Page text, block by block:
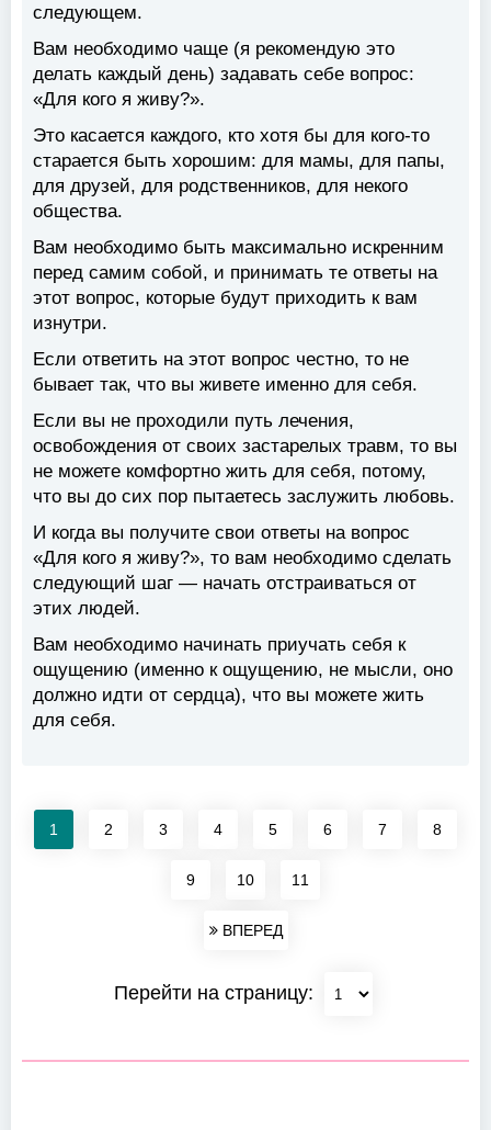
следующем.
Вам необходимо чаще (я рекомендую это
делать каждый день) задавать себе вопрос:
«Для кого я живу?».
Это касается каждого, кто хотя бы для кого-то
старается быть хорошим: для мамы, для папы,
для друзей, для родственников, для некого
общества.
Вам необходимо быть максимально искренним
перед самим собой, и принимать те ответы на
этот вопрос, которые будут приходить к вам
изнутри.
Если ответить на этот вопрос честно, то не
бывает так, что вы живете именно для себя.
Если вы не проходили путь лечения,
освобождения от своих застарелых травм, то вы
не можете комфортно жить для себя, потому,
что вы до сих пор пытаетесь заслужить любовь.
И когда вы получите свои ответы на вопрос
«Для кого я живу?», то вам необходимо сделать
следующий шаг — начать отстраиваться от
этих людей.
Вам необходимо начинать приучать себя к
ощущению (именно к ощущению, не мысли, оно
должно идти от сердца), что вы можете жить
для себя.
1 2 3 4 5 6 7 8
9 10 11
ВПЕРЕД
Перейти на страницу: